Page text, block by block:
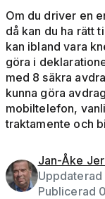
Om du driver en
då kan du ha rätt
kan ibland vara
göra i
med 8 säkra
kunna göra
mobiltelefon,
traktamente och
Jan-Åke
Publicerad